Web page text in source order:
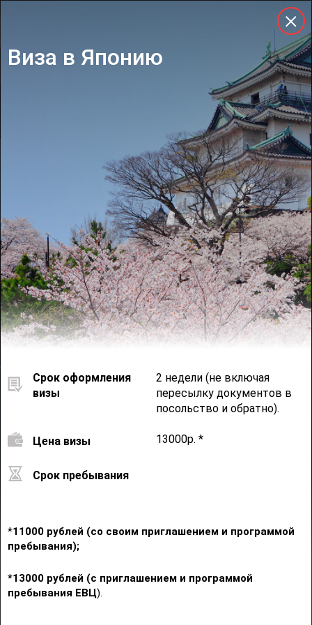
Виза в Японию
Срок оформления
визы
2 недели (не включая
пересылку документов в
посольство и обратно).
Цена визы 13000р. *
Срок пребывания
*11000 рублей (со своим приглашением и программой
пребывания);
*13000 рублей (с приглашением и программой
пребывания ЕВЦ).